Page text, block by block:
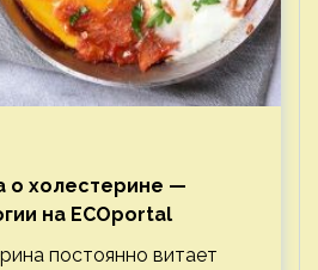
о холестерине —
на ECOportal
постоянно витает